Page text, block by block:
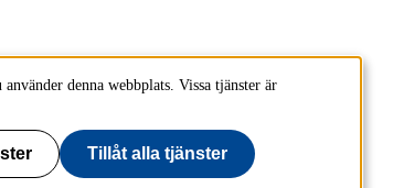
denna webbplats. Vissa tjänster är
Tillåt alla tjänster